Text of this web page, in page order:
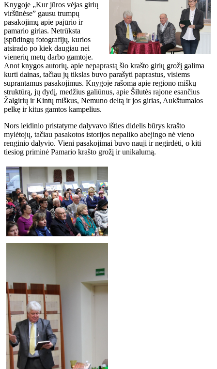
Knygoje „Kur jūros vėjas girių
viršūnėse” gausu trumpų
pasakojimų apie pajūrio ir
pamario girias. Netrūksta
įspūdingų fotografijų, kurios
atsirado po kiek daugiau nei
vienerių metų darbo gamtoje.
Anot knygos autorių, apie nepaprastą šio krašto girių grožį galima
kurti dainas, tačiau jų tikslas buvo parašyti paprastus, visiems
suprantamus pasakojimus. Knygoje rašoma apie regiono miškų
struktūrą, jų dydį, medžius galiūnus, apie Šilutės rajone esančius
Žalgirių ir Kintų miškus, Nemuno deltą ir jos girias, Aukštumalos
pelkę ir kitus gamtos kampelius.
Nors leidinio pristatyme dalyvavo išties didelis būrys krašto
mylėtojų, tačiau pasakotos istorijos nepaliko abejingo nė vieno
renginio dalyvio. Vieni pasakojimai buvo nauji ir negirdėti, o kiti
tiesiog priminė Pamario krašto grožį ir unikalumą.